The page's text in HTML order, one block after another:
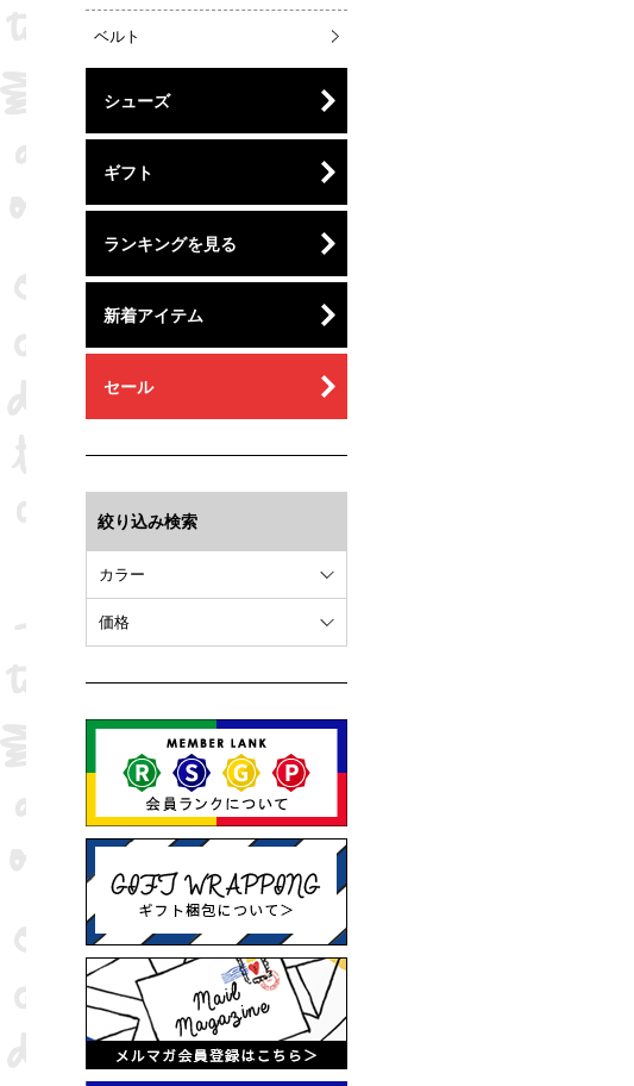
ベルト
シューズ
ギフト
ランキングを見る
新着アイテム
セール
絞り込み検索
カラー
ピンク
ブラック
ブルー
グリーン
イエロー
グレー
パープル
ベージュ
価格
20,001円 ～